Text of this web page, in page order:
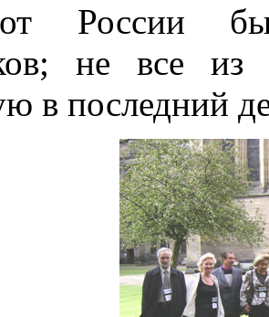
России
не все
в последний